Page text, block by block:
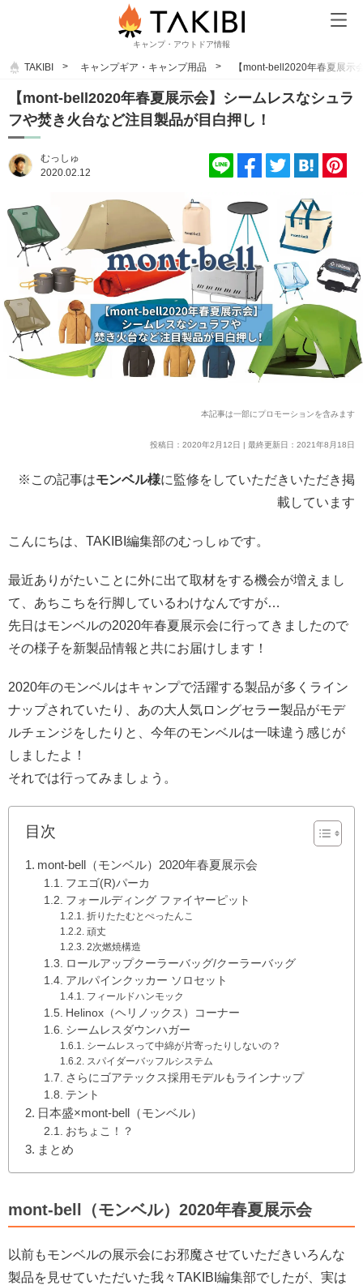
キャンプ・アウトドア情報
TAKIBI キャンプギア・キャンプ用品 【mont-bell2020年春夏展示
【mont-bell2020年春夏展示会】シームレスなシュラ
フや焚き火台など注目製品が目白押し！
むっしゅ
2020.02.12
本記事は一部にプロモーションを含みます
投稿日：2020年2月12日 | 最終更新日：2021年8月18日
※この記事はモンベル様に監修をしていただきいただき掲
載しています
こんにちは、TAKIBI編集部のむっしゅです。
最近ありがたいことに外に出て取材をする機会が増えまし
て、あちこちを行脚しているわけなんですが…
先日はモンベルの2020年春夏展示会に行ってきましたので
その様子を新製品情報と共にお届けします！
2020年のモンベルはキャンプで活躍する製品が多くライン
ナップされていたり、あの大人気ロングセラー製品がモデ
ルチェンジをしたりと、今年のモンベルは一味違う感じが
しましたよ！
それでは行ってみましょう。
目次
mont-bell（モンベル）2020年春夏展示会
フエゴ(R)パーカ
フォールディング ファイヤーピット
折りたたむとぺったんこ
頑丈
2次燃焼構造
ロールアップクーラーバッグ/クーラーバッグ
アルパインクッカー ソロセット
フィールドハンモック
Helinox（ヘリノックス）コーナー
シームレスダウンハガー
シームレスって中綿が片寄ったりしないの？
スパイダーバッフルシステム
さらにゴアテックス採用モデルもラインナップ
テント
日本盛×mont-bell（モンベル）
おちょこ！？
まとめ
mont-bell（モンベル）2020年春夏展示会
以前もモンベルの展示会にお邪魔させていただきいろんな
製品を見せていただいた我々TAKIBI編集部でしたが、実は